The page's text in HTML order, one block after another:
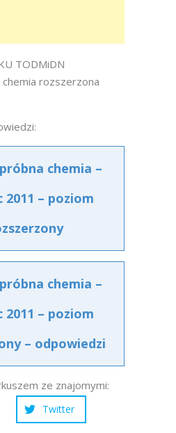
TODMiDN
rozszerzona
chemia –
2011 – poziom
chemia –
2011 – poziom
– odpowiedzi
ze znajomymi:
Twitter